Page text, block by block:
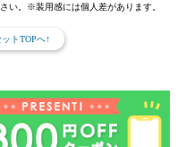
い。※装用感には個人差があります。
トTOPへ↑